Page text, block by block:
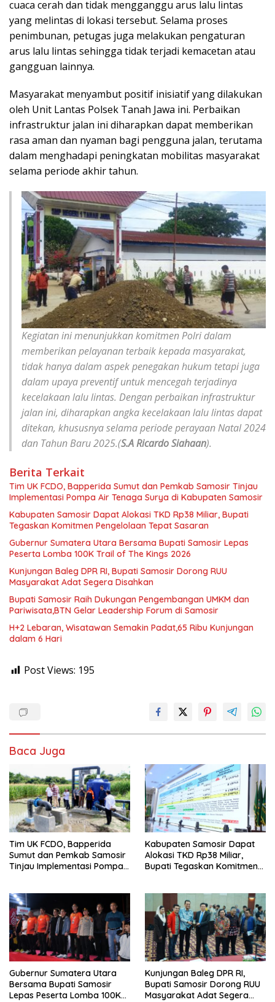
cuaca cerah dan tidak mengganggu arus lalu lintas
yang melintas di lokasi tersebut. Selama proses
penimbunan, petugas juga melakukan pengaturan
arus lalu lintas sehingga tidak terjadi kemacetan atau
gangguan lainnya.
Masyarakat menyambut positif inisiatif yang dilakukan
oleh Unit Lantas Polsek Tanah Jawa ini. Perbaikan
infrastruktur jalan ini diharapkan dapat memberikan
rasa aman dan nyaman bagi pengguna jalan, terutama
dalam menghadapi peningkatan mobilitas masyarakat
selama periode akhir tahun.
Kegiatan ini menunjukkan komitmen Polri dalam
memberikan pelayanan terbaik kepada masyarakat,
tidak hanya dalam aspek penegakan hukum tetapi juga
dalam upaya preventif untuk mencegah terjadinya
kecelakaan lalu lintas. Dengan perbaikan infrastruktur
jalan ini, diharapkan angka kecelakaan lalu lintas dapat
ditekan, khususnya selama periode perayaan Natal 2024
dan Tahun Baru 2025.(S.A Ricardo Siahaan).
Berita Terkait
Tim UK FCDO, Bapperida Sumut dan Pemkab Samosir Tinjau
Implementasi Pompa Air Tenaga Surya di Kabupaten Samosir
Kabupaten Samosir Dapat Alokasi TKD Rp38 Miliar, Bupati
Tegaskan Komitmen Pengelolaan Tepat Sasaran
Gubernur Sumatera Utara Bersama Bupati Samosir Lepas
Peserta Lomba 100K Trail of The Kings 2026
Kunjungan Baleg DPR RI, Bupati Samosir Dorong RUU
Masyarakat Adat Segera Disahkan
Bupati Samosir Raih Dukungan Pengembangan UMKM dan
Pariwisata,BTN Gelar Leadership Forum di Samosir
H+2 Lebaran, Wisatawan Semakin Padat,65 Ribu Kunjungan
dalam 6 Hari
Post Views: 195
Baca Juga
Tim UK FCDO, Bapperida
Sumut dan Pemkab Samosir
Tinjau Implementasi Pompa
Kabupaten Samosir Dapat
Alokasi TKD Rp38 Miliar,
Bupati Tegaskan Komitmen
Gubernur Sumatera Utara
Bersama Bupati Samosir
Lepas Peserta Lomba 100K
Kunjungan Baleg DPR RI,
Bupati Samosir Dorong RUU
Masyarakat Adat Segera